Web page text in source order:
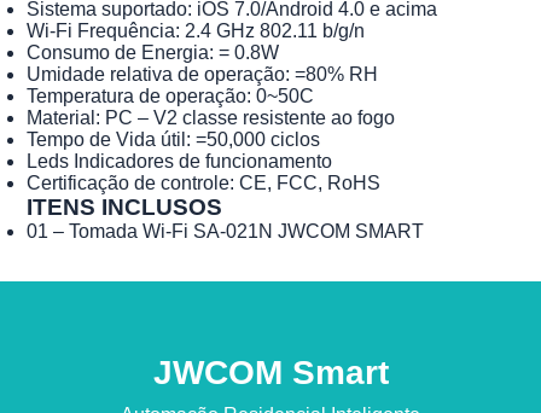
Sistema suportado: iOS 7.0/Android 4.0 e acima
Wi-Fi Frequência: 2.4 GHz 802.11 b/g/n
Consumo de Energia: = 0.8W
Umidade relativa de operação: =80% RH
Temperatura de operação: 0~50C
Material: PC – V2 classe resistente ao fogo
Tempo de Vida útil: =50,000 ciclos
Leds Indicadores de funcionamento
Certificação de controle: CE, FCC, RoHS
ITENS INCLUSOS
01 – Tomada Wi-Fi SA-021N JWCOM SMART
JWCOM Smart